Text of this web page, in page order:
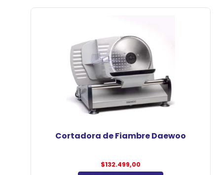
Cortadora de Fiambre Daewoo
$132.499,00